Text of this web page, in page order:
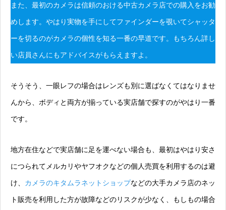
また、最初のカメラは信頼のおける中古カメラ店での購入をお勧
めします。やはり実物を手にしてファインダーを覗いてシャッタ
ーを切るのがカメラの個性を知る一番の早道です。もちろん詳し
い店員さんにもアドバイスがもらえますよ。
そうそう、一眼レフの場合はレンズも別に選ばなくてはなりませ
んから、ボディと両方が揃っている実店舗で探すのがやはり一番
です。
地方在住などで実店舗に足を運べない場合も、最初はやはり安さ
につられてメルカリやヤフオクなどの個人売買を利用するのは避
け、 カメラのキタムラネットショップなどの大手カメラ店のネッ
ト販売を利用した方が故障などのリスクが少なく、もしもの場合